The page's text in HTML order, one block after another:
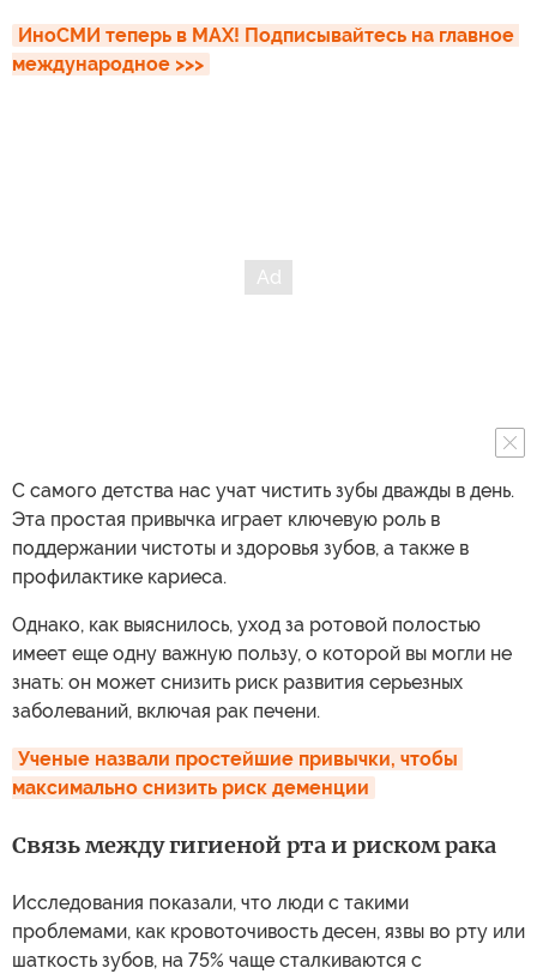
ИноСМИ теперь в MAX! Подписывайтесь на главное
международное >>>
С самого детства нас учат чистить зубы дважды в день.
Эта простая привычка играет ключевую роль в
поддержании чистоты и здоровья зубов, а также в
профилактике кариеса.
Однако, как выяснилось, уход за ротовой полостью
имеет еще одну важную пользу, о которой вы могли не
знать: он может снизить риск развития серьезных
заболеваний, включая рак печени.
Ученые назвали простейшие привычки, чтобы
максимально снизить риск деменции
Связь между гигиеной рта и риском рака
Исследования показали, что люди с такими
проблемами, как кровоточивость десен, язвы во рту или
шаткость зубов, на 75% чаще сталкиваются с